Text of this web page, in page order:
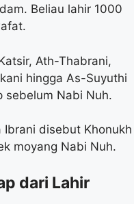
Beliau lahir 1000
Ath-Thabrani,
hingga As-Suyuthi
sebelum Nabi Nuh.
disebut Khonukh
moyang Nabi Nuh.
dari Lahir